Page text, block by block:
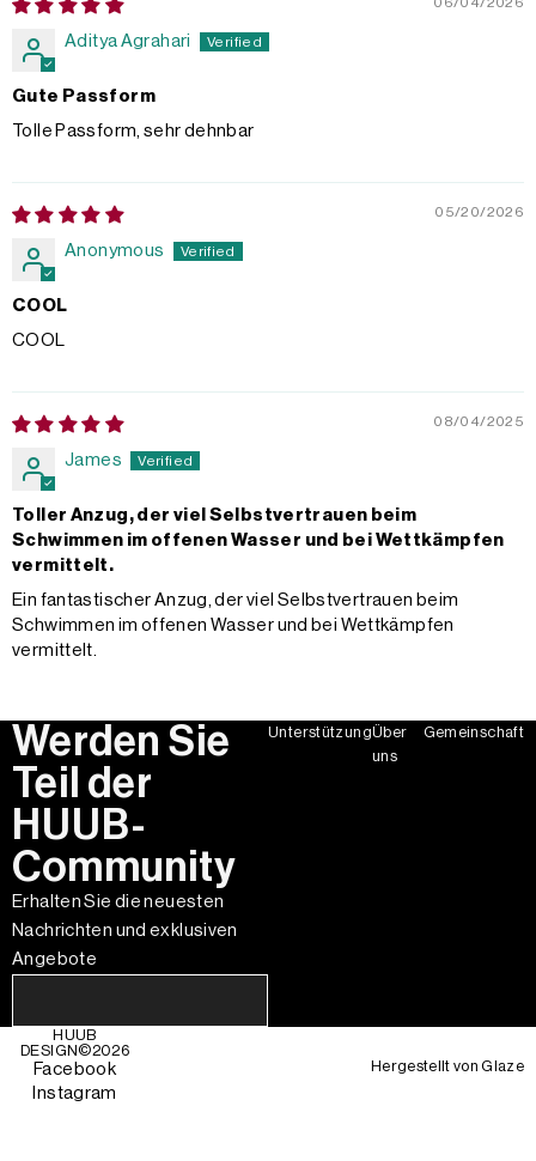
Aditya Agrahari
Gute Passform
Tolle Passform, sehr dehnbar
05/20/2026
Anonymous
COOL
COOL
08/04/2025
James
Toller Anzug, der viel Selbstvertrauen beim
Schwimmen im offenen Wasser und bei Wettkämpfen
vermittelt.
Ein fantastischer Anzug, der viel Selbstvertrauen beim
Schwimmen im offenen Wasser und bei Wettkämpfen
vermittelt.
Werden Sie
Teil der
HUUB-
Community
Erhalten Sie die neuesten
Nachrichten und exklusiven
Angebote
UnterstützungÜber
uns
Gemeinschaft
HUUB
DESIGN©2026
Facebook
Instagram
Hergestellt vonGlaze